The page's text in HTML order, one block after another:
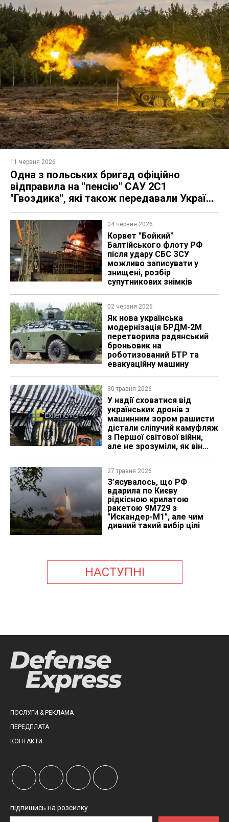
11 червня 2026
Одна з польських бригад офіційно
відправила на "пенсію" САУ 2С1
"Гвоздика", які також передавали Україні
(фото)
04 червня 2026
Корвет "Бойкий"
Балтійського флоту РФ
після удару СБС ЗСУ
можливо записувати у
знищені, розбір
супутникових знімків
02 червня 2026
Як нова українська
модернізація БРДМ-2М
перетворила радянський
броньовик на
роботизований БТР та
евакуаційну машину
30 травня 2026
У надії сховатися від
українських дронів з
машинним зором рашисти
дістали сліпучий камуфляж
з Першої світової війни,
але не зрозуміли, як він
27 травня 2026
З’ясувалось, що РФ
вдарила по Києву
рідкісною крилатою
ракетою 9М729 з
"Искандер-М1", але чим
дивний такий вибір цілі
НАСТУПНІ
ПОСЛУГИ & РЕКЛАМА
ПЕРЕДПЛАТА
КОНТАКТИ
підпишись на розсилку